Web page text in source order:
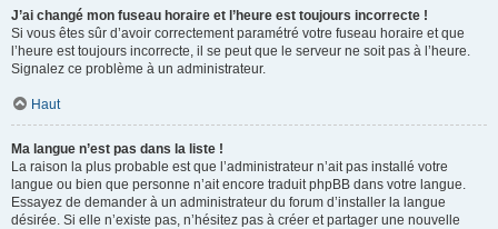
J’ai changé mon fuseau horaire et l’heure est toujours incorrecte !
Si vous êtes sûr d’avoir correctement paramétré votre fuseau horaire et que
l’heure est toujours incorrecte, il se peut que le serveur ne soit pas à l’heure.
Signalez ce problème à un administrateur.
Haut
Ma langue n’est pas dans la liste !
La raison la plus probable est que l’administrateur n’ait pas installé votre
langue ou bien que personne n’ait encore traduit phpBB dans votre langue.
Essayez de demander à un administrateur du forum d’installer la langue
désirée. Si elle n’existe pas, n’hésitez pas à créer et partager une nouvelle